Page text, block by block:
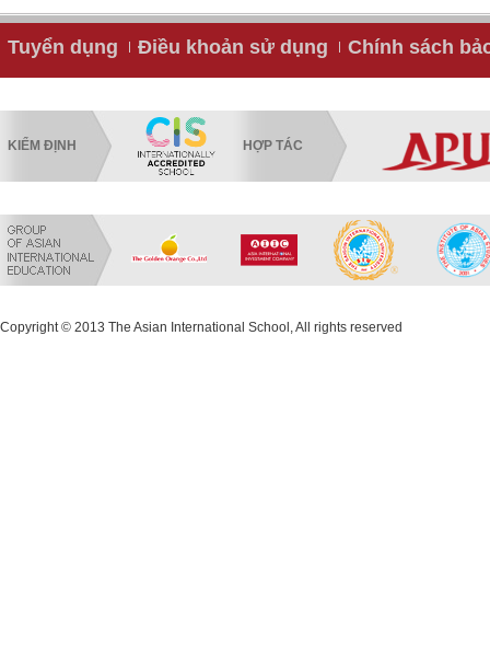
Tuyển dụng Điều khoản sử dụng Chính sách
KIỂM ĐỊNH HỢP TÁC
Copyright © 2013 The Asian International School, All rights reserved